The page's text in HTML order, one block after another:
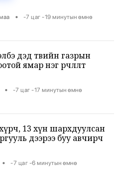
• -7 цаг -17 минутын өмнө
• -7 цаг -6 минутын өмнө